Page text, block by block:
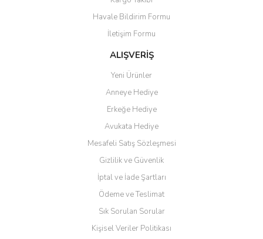
Havale Bildirim Formu
İletişim Formu
ALIŞVERİŞ
Yeni Ürünler
Anneye Hediye
Erkeğe Hediye
Avukata Hediye
Mesafeli Satış Sözleşmesi
Gizlilik ve Güvenlik
İptal ve İade Şartları
Ödeme ve Teslimat
Sık Sorulan Sorular
Kişisel Veriler Politikası